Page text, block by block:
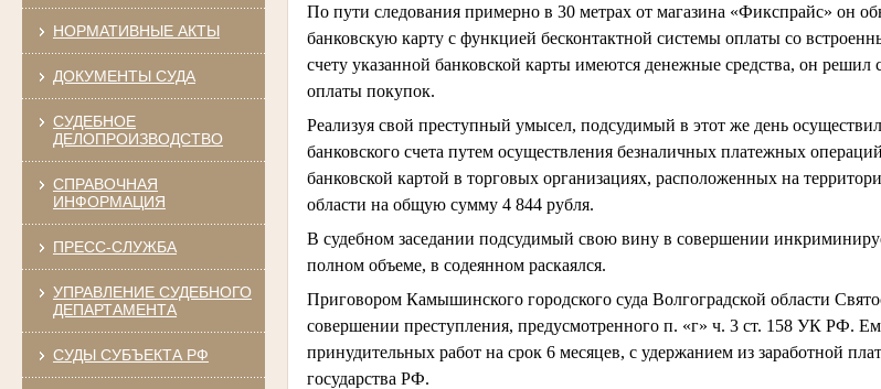
НОРМАТИВНЫЕ АКТЫ
ДОКУМЕНТЫ СУДА
СУДЕБНОЕ
ДЕЛОПРОИЗВОДСТВО
СПРАВОЧНАЯ
ИНФОРМАЦИЯ
ПРЕСС-СЛУЖБА
УПРАВЛЕНИЕ СУДЕБНОГО
ДЕПАРТАМЕНТА
СУДЫ СУБЪЕКТА РФ
По пути следования примерно в 30 метрах от магазина «Фикспрайс» он
банковскую карту с функцией бесконтактной системы оплаты со
счету указанной банковской карты имеются денежные средства, он
оплаты покупок.
Реализуя свой преступный умысел, подсудимый в этот же день
банковского счета путем осуществления безналичных платежных
банковской картой в торговых организациях, расположенных на
области на общую сумму 4 844 рубля.
В судебном заседании подсудимый свою вину в совершении
полном объеме, в содеянном раскаялся.
Приговором Камышинского городского суда Волгоградской области
совершении преступления, предусмотренного п. «г» ч. 3 ст. 158 УК РФ.
принудительных работ на срок 6 месяцев, с удержанием из заработной
государства РФ.